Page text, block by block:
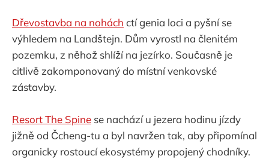
Dřevostavba na nohách ctí genia loci a pyšní se
výhledem na Landštejn. Dům vyrostl na členitém
pozemku, z něhož shlíží na jezírko. Současně je
citlivě zakomponovaný do místní venkovské
zástavby.
Resort The Spine se nachází u jezera hodinu jízdy
jižně od Čcheng-tu a byl navržen tak, aby připomínal
organicky rostoucí ekosystémy propojený chodníky.